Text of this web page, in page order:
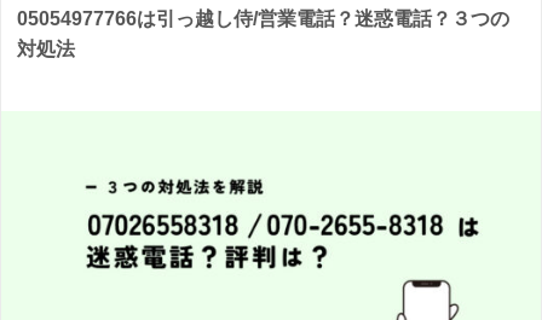
05054977766は引っ越し侍/営業電話？迷惑電話？３つの
対処法